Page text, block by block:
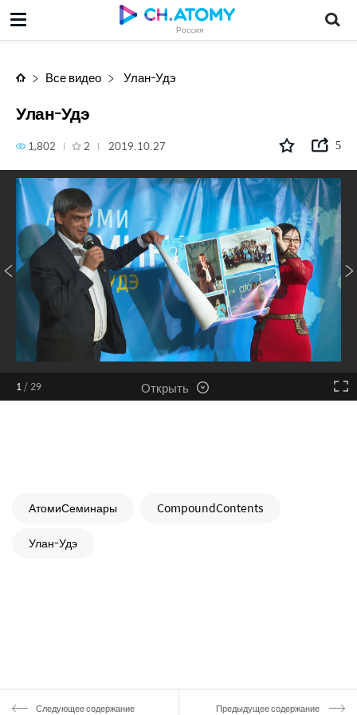
Россия
Улан-Удэ
Все видео Улан-Удэ
Улан-Удэ
1,802 2 2019.10.27 5
1/29 Открыть
АтомиСеминары
CompoundContents
Улан-Удэ
Следующее содержание Предыдущее содержание